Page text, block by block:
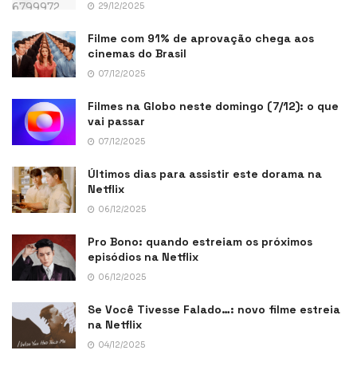
29/12/2025
Filme com 91% de aprovação chega aos
cinemas do Brasil
07/12/2025
Filmes na Globo neste domingo (7/12): o que
vai passar
07/12/2025
Últimos dias para assistir este dorama na
Netflix
06/12/2025
Pro Bono: quando estreiam os próximos
episódios na Netflix
06/12/2025
Se Você Tivesse Falado…: novo filme estreia
na Netflix
04/12/2025